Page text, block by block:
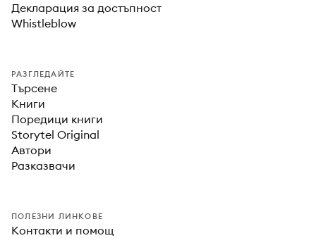
Декларация за достъпност
Whistleblow
РАЗГЛЕДАЙТЕ
Търсене
Книги
Поредици книги
Storytel Original
Автори
Разказвачи
ПОЛЕЗНИ ЛИНКОВЕ
Контакти и помощ